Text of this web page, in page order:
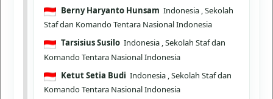
Berny Haryanto Hunsam Indonesia , Sekolah
Staf dan Komando Tentara Nasional Indonesia
Tarsisius Susilo Indonesia , Sekolah Staf dan
Komando Tentara Nasional Indonesia
Ketut Setia Budi Indonesia , Sekolah Staf dan
Komando Tentara Nasional Indonesia